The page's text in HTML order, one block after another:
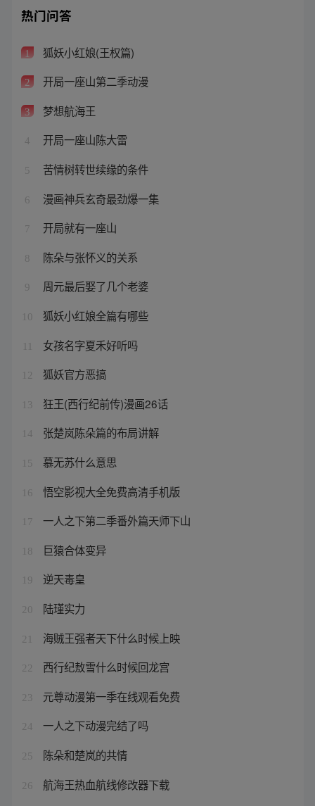
热门问答
1 狐妖小红娘(王权篇)
2 开局一座山第二季动漫
3 梦想航海王
4 开局一座山陈大雷
5 苦情树转世续缘的条件
6 漫画神兵玄奇最劲爆一集
7 开局就有一座山
8 陈朵与张怀义的关系
9 周元最后娶了几个老婆
10 狐妖小红娘全篇有哪些
女孩名字夏禾好听吗
12 狐妖官方恶搞
13 狂王(西行纪前传)漫画26话
14 张楚岚陈朵篇的布局讲解
15 慕无苏什么意思
16 悟空影视大全免费高清手机版
17 一人之下第二季番外篇天师下山
18 巨猿合体变异
19 逆天毒皇
20 陆瑾实力
21 海贼王强者天下什么时候上映
22 西行纪敖雪什么时候回龙宫
23 元尊动漫第一季在线观看免费
24 一人之下动漫完结了吗
25 陈朵和楚岚的共情
26
航海王热血航线修改器下载